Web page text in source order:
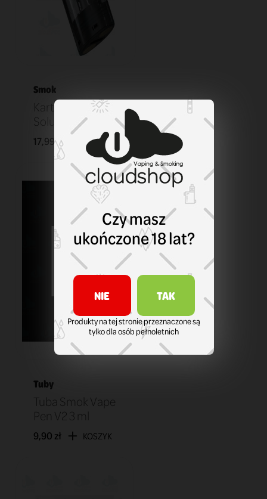
Smok
Kartridż Smok
Solus 0,9 ohm
17,99 zł KOSZYK
Tuby
Tuba Smok Vape
Pen V2 3 ml
9,90 zł KOSZYK
Czy masz
ukończone 18 lat?
NIE TAK
Produkty na tej stronie przeznaczone są
tylko dla osób pełnoletnich